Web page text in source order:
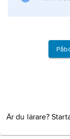
Är du lärare?